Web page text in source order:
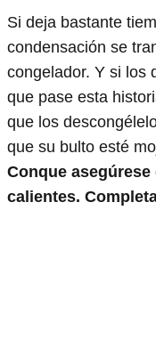
Si deja bastante
condensación se
congelador. Y si los
que pase esta
que los
que su bulto esté
Conque
calientes.